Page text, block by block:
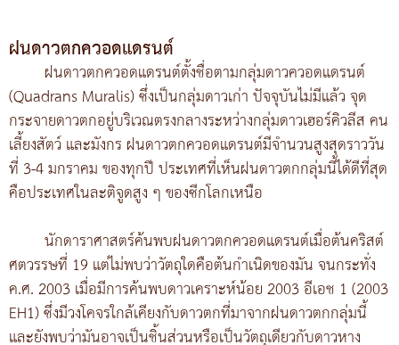
ฝนดาวตกควอดแดรนต์
ฝนดาวตกควอดแดรนต์ตั้งชื่อตามกลุ่มดาวควอดแดรนต์
(Quadrans Muralis) ซึ่งเป็นกลุ่มดาวเก่า ปัจจุบันไม่มีแล้ว จุด
กระจายดาวตกอยู่บริเวณตรงกลางระหว่างกลุ่มดาวเฮอร์คิวลีส คน
เลี้ยงสัตว์ และมังกร ฝนดาวตกควอดแดรนต์มีจำนวนสูงสุดราววัน
ที่ 3-4 มกราคม ของทุกปี ประเทศที่เห็นฝนดาวตกกลุ่มนี้ได้ดีที่สุด
คือประเทศในละติจูดสูง ๆ ของซีกโลกเหนือ
นักดาราศาสตร์ค้นพบฝนดาวตกควอดแดรนต์เมื่อต้นคริสต์
ศตวรรษที่ 19 แต่ไม่พบว่าวัตถุใดคือต้นกำเนิดของมัน จนกระทั่ง
ค.ศ. 2003 เมื่อมีการค้นพบดาวเคราะห์น้อย 2003 อีเอช 1 (2003
EH1) ซึ่งมีวงโคจรใกล้เคียงกับดาวตกที่มาจากฝนดาวตกกลุ่มนี้
และยังพบว่ามันอาจเป็นชิ้นส่วนหรือเป็นวัตถุเดียวกับดาวหาง